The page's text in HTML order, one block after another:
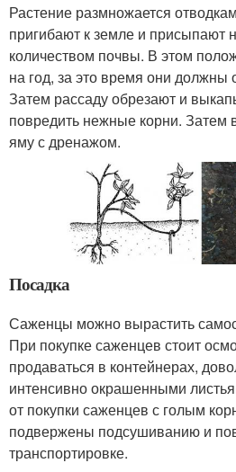
Растение размножается
пригибают к земле и присыпают
количеством почвы. В этом
на год, за это время они должны
Затем рассаду обрезают и
повредить нежные корни. Затем
яму с дренажом.
Посадка
Саженцы можно вырастить
При покупке саженцев стоит
продаваться в контейнерах,
интенсивно окрашенными
от покупки саженцев с голым
подвержены подсушиванию и
транспортировке.